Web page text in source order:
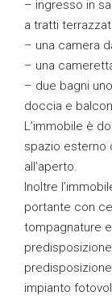
– ingresso in
a tratti
– una camera
– una
– due bagni
doccia e
L’immobile è
spazio esterno
all’aperto.
Inoltre
portante con
tompagnature
impianto